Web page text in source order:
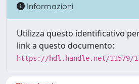
Informazioni
Utilizza questo identificativo
link a questo documento:
https://hdl.handle.net/11579/